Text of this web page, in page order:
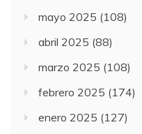
mayo 2025 (108)
abril 2025 (88)
marzo 2025 (108)
febrero 2025 (174)
enero 2025 (127)